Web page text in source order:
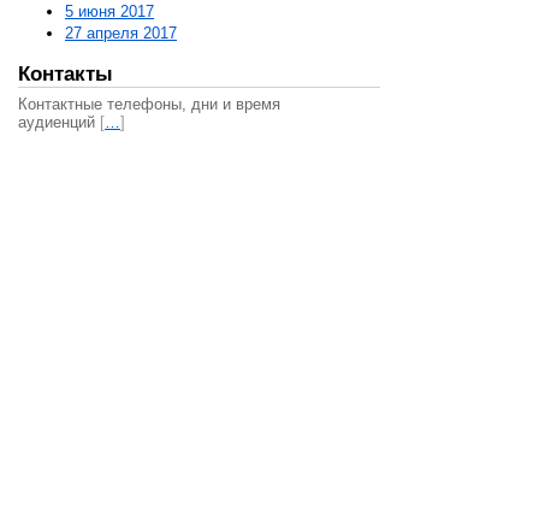
5 июня 2017
27 апреля 2017
Контакты
Контактные телефоны, дни и время
аудиенций […]